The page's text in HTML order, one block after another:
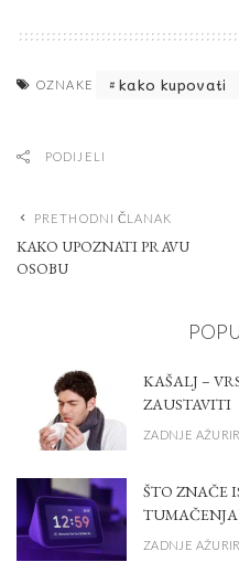
OZNAKE kako kupovati
PODIJELI
PRETHODNI ČLANAK
KAKO UPOZNATI PRAVU
OSOBU
KAŠALJ –
ZAUSTAVITI
ZADNJE
ŠTO ZNAČE
ZADNJE